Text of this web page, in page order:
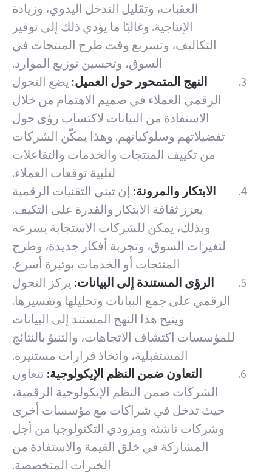
العقبات، وتقليل التدخل اليدوي، وزيادة
الإنتاجية. وغالبًا ما يؤدي ذلك إلى توفير
التكاليف، وتسريع وقت طرح المنتجات في
السوق، وتحسين توزيع الموارد.
النهج المتمحور حول العميل: يضع التحول
الرقمي العملاء في صميم الاهتمام من خلال
الاستفادة من البيانات لاكتساب رؤى حول
تفضيلاتهم وسلوكياتهم. وهذا يمكّن الشركات
من تكييف المنتجات والخدمات والتفاعلات
لتلبية توقعات العملاء.
الابتكار والمرونة: إن تبني التقنيات الرقمية
يعزز ثقافة الابتكار والقدرة على التكيف.
وبذلك، يمكن للشركات الاستجابة بسرعة
لتغيرات السوق، وتجربة أفكار جديدة، وطرح
المنتجات أو الخدمات بوتيرة أسرع.
الرؤى المستندة إلى البيانات: يركز التحول
الرقمي على جمع البيانات وتحليلها وتفسيرها.
ويتيح هذا النهج المستند إلى البيانات
للمؤسسات اكتشاف الاتجاهات، والتنبؤ بالنتائج
المستقبلية، واتخاذ قرارات مستنيرة.
التعاون ضمن النظم الإيكولوجية: تتعاون
الشركات ضمن النظم الإيكولوجية الرقمية،
حيث تدخل في شراكات مع مؤسسات أخرى
وشركات ناشئة ومزودي التكنولوجيا من أجل
المشاركة في خلق القيمة والاستفادة من
الخبرات المتخصصة.